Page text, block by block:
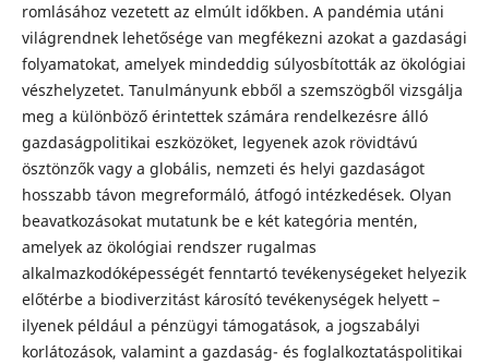
romlásához vezetett az elmúlt időkben. A pandémia utáni
világrendnek lehetősége van megfékezni azokat a gazdasági
folyamatokat, amelyek mindeddig súlyosbították az ökológiai
vészhelyzetet. Tanulmányunk ebből a szemszögből vizsgálja
meg a különböző érintettek számára rendelkezésre álló
gazdaságpolitikai eszközöket, legyenek azok rövidtávú
ösztönzők vagy a globális, nemzeti és helyi gazdaságot
hosszabb távon megreformáló, átfogó intézkedések. Olyan
beavatkozásokat mutatunk be e két kategória mentén,
amelyek az ökológiai rendszer rugalmas
alkalmazkodóképességét fenntartó tevékenységeket helyezik
előtérbe a biodiverzitást károsító tevékenységek helyett –
ilyenek például a pénzügyi támogatások, a jogszabályi
korlátozások, valamint a gazdaság- és foglalkoztatáspolitikai